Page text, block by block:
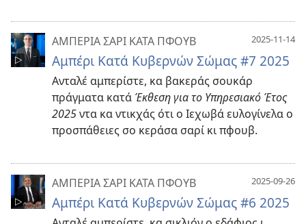
2025-11-14
ΑΜΠΕΡΙΑ ΣΑΡΙ ΚΑΤΑ ΠΦΟΥΒ
Αμπέρι Κατά Κυβερνών Σώμας #7 2025
Ανταλέ αμπερίστε, κα βακεράς σουκάρ
πράγματα κατά Έκθεση για το Υπηρεσιακό Έτος
2025ντα κα ντικχάς ότι ο Ιεχωβά ευλογίνελα ο
προσπάθειες σο κεράσα σαρί κι πφουβ.
2025-09-26
ΑΜΠΕΡΙΑ ΣΑΡΙ ΚΑΤΑ ΠΦΟΥΒ
Αμπέρι Κατά Κυβερνών Σώμας #6 2025